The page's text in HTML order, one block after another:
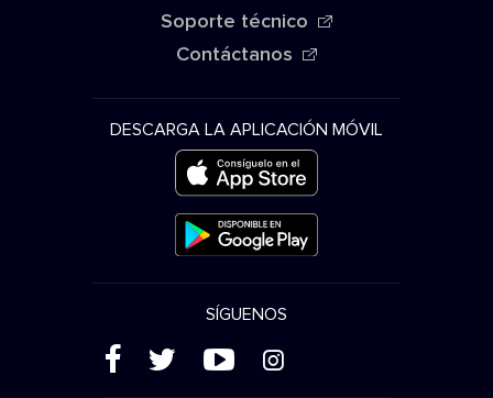
Soporte técnico
Contáctanos
DESCARGA LA APLICACIÓN MÓVIL
SÍGUENOS
( ' + &